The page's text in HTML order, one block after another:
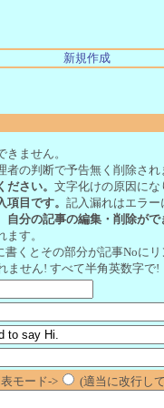
新規作成
きません。
の判断で予告無く削除され
さい。 文字化けの原因にな
目です。 記入漏れはエラー
分の記事の編集・削除がで
す。
くとその部分が記事Noに
ません! すべて半角英数字で!
モード-> (適当に改行し